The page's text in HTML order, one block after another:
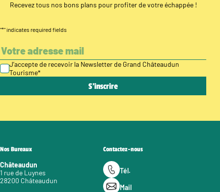
Recevez tous nos bons plans pour profiter de votre échappée !
"*" indicates required fields
J’accepte de recevoir la Newsletter de Grand Châteaudun
Tourisme*
Nos Bureaux
Châteaudun
1 rue de Luynes
28200 Châteaudun
Contactez-nous
Tél.
Mail